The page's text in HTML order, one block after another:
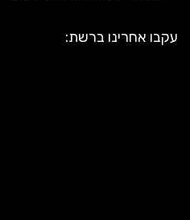
עקבו אחרינו ברשת: